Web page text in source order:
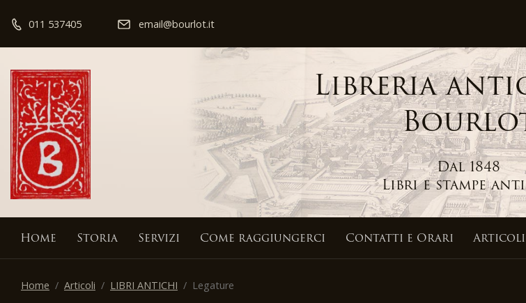
011 537405 email@bourlot.it
Libreria
Dal 1848
Libri e stampe
Home Storia Servizi Come raggiungerci Contatti e Orari Articoli
Home Articoli LIBRI ANTICHI Legature